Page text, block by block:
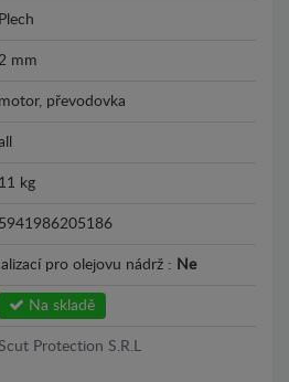
Plech
mm
motor, převodovka
11 kg
5941986205186
pro olejovu nádrž : Ne
Na skladě
Scut Protection S.R.L